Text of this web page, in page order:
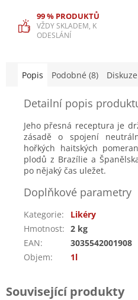
99 % PRODUKTŮ
VŽDY SKLADEM, K
ODESLÁNÍ
Popis Podobné (8) Diskuze
Detailní popis
Jeho přesná receptura je
zásadě o spojení
hořkých haitských
plodů z Brazílie a
po nějaký čas uležet.
Doplňkové parametry
Kategorie:
Likéry
Hmotnost: 2 kg
EAN:
3035542001908
Objem: 1l
Související produkty